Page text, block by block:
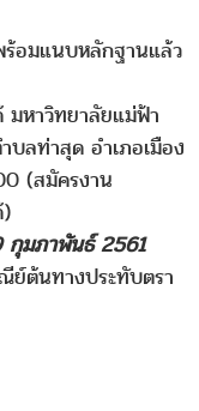
อมแนบหลักฐานแล้ว
มหาวิทยาลัยแม่ฟ้า
บลท่าสุด อำเภอเมือง
(สมัครงาน
กุมภาพันธ์ 2561
ย์ต้นทางประทับตรา